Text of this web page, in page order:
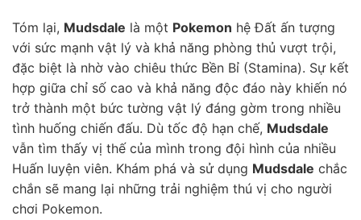
Tóm lại, Mudsdale là một Pokemon hệ Đất ấn tượng
với sức mạnh vật lý và khả năng phòng thủ vượt trội,
đặc biệt là nhờ vào chiêu thức Bền Bỉ (Stamina). Sự kết
hợp giữa chỉ số cao và khả năng độc đáo này khiến nó
trở thành một bức tường vật lý đáng gờm trong nhiều
tình huống chiến đấu. Dù tốc độ hạn chế, Mudsdale
vẫn tìm thấy vị thế của mình trong đội hình của nhiều
Huấn luyện viên. Khám phá và sử dụng Mudsdale chắc
chắn sẽ mang lại những trải nghiệm thú vị cho người
chơi Pokemon.